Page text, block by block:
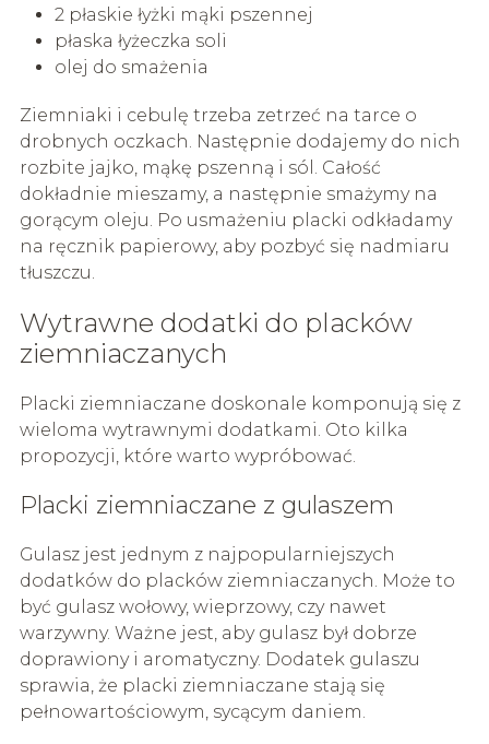
2 płaskie łyżki mąki pszennej
płaska łyżeczka soli
olej do smażenia
Ziemniaki i cebulę trzeba zetrzeć na tarce o
drobnych oczkach. Następnie dodajemy do nich
rozbite jajko, mąkę pszenną i sól. Całość
dokładnie mieszamy, a następnie smażymy na
gorącym oleju. Po usmażeniu placki odkładamy
na ręcznik papierowy, aby pozbyć się nadmiaru
tłuszczu.
Wytrawne dodatki do placków
ziemniaczanych
Placki ziemniaczane doskonale komponują się z
wieloma wytrawnymi dodatkami. Oto kilka
propozycji, które warto wypróbować.
Placki ziemniaczane z gulaszem
Gulasz jest jednym z najpopularniejszych
dodatków do placków ziemniaczanych. Może to
być gulasz wołowy, wieprzowy, czy nawet
warzywny. Ważne jest, aby gulasz był dobrze
doprawiony i aromatyczny. Dodatek gulaszu
sprawia, że placki ziemniaczane stają się
pełnowartościowym, sycącym daniem.